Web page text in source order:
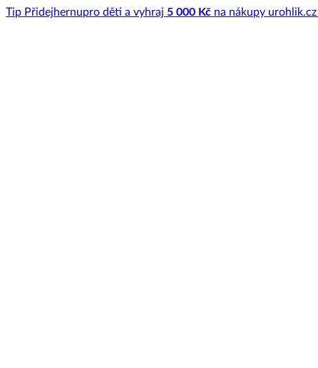
Tip Přidejhernupro děti a vyhraj 5 000 Kč na nákupy urohlik.cz